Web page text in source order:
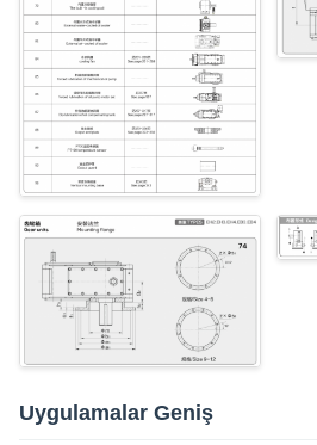
Uygulamalar Geniş